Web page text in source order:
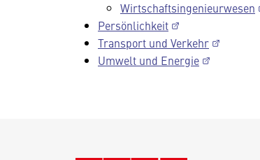
Wirtschaftsingenieurwesen
Persönlichkeit
Transport und Verkehr
Umwelt und Energie